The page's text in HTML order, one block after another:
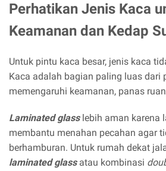
Perhatikan Jenis Kaca
Keamanan dan Kedap
Untuk pintu kaca besar, jenis kaca
Kaca adalah bagian paling luas dari
memengaruhi keamanan, panas
Laminated glasslebih aman karena
membantu menahan pecahan agar
berhamburan. Untuk rumah dekat
laminated glassatau kombinasi